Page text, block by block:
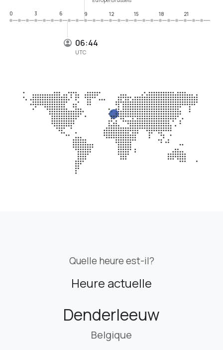
06:44
UTC
0
3 6 9 12 15 18 21
Quelle heure est-il?
Heure actuelle
Denderleeuw
Belgique